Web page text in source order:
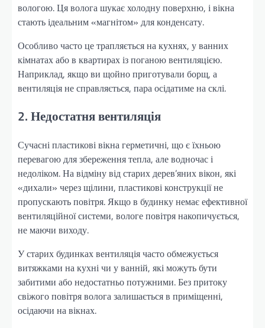
вологою. Ця волога шукає холодну поверхню, і вікна
стають ідеальним «магнітом» для конденсату.
Особливо часто це трапляється на кухнях, у ванних
кімнатах або в квартирах із поганою вентиляцією.
Наприклад, якщо ви щойно приготували борщ, а
вентиляція не справляється, пара осідатиме на склі.
2. Недостатня вентиляція
Сучасні пластикові вікна герметичні, що є їхньою
перевагою для збереження тепла, але водночас і
недоліком. На відміну від старих дерев’яних вікон, які
«дихали» через щілини, пластикові конструкції не
пропускають повітря. Якщо в будинку немає ефективної
вентиляційної системи, вологе повітря накопичується,
не маючи виходу.
У старих будинках вентиляція часто обмежується
витяжками на кухні чи у ванній, які можуть бути
забитими або недостатньо потужними. Без притоку
свіжого повітря волога залишається в приміщенні,
осідаючи на вікнах.